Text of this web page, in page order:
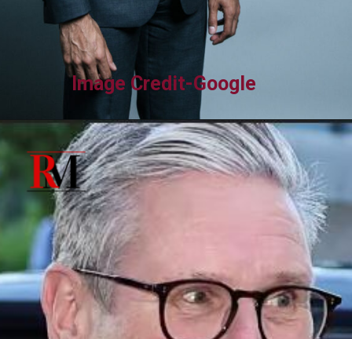
Image Credit-Google